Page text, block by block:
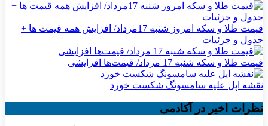
قیمت طلا و سکه امروز شنبه 17مرداد/ افزایش همه قیمت ها +
جدول و جزئیات
قیمت طلا و سکه شنبه 17 مرداد/ قیمت‌ها افزایشی
نقشه اپل علیه سامسونگ شکست خورد
نظرات اخیر در آکادمی